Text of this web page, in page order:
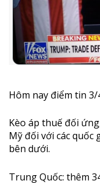
Hôm nay điểm tin
Kèo áp thuế đối
Mỹ đối với các
bên dưới.
Trung Quốc: thêm